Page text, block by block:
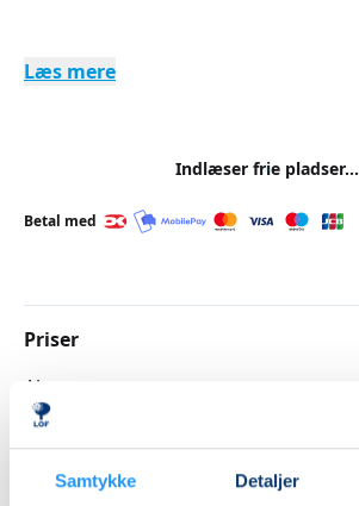
Samtykke Detaljer
Læs mere
Indlæser frie pladser...
Betal med
Priser
Almen
DKK 510,00
Viborg Kommune)